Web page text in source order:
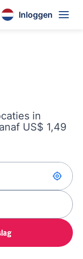
Inloggen
in
US$ 1,49